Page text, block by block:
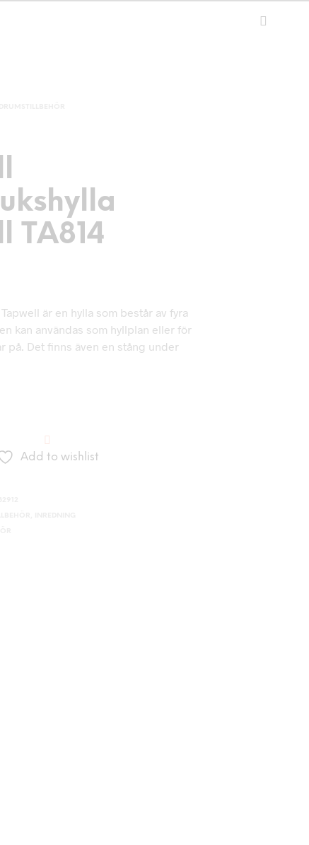
TA814
är en hylla som består av fyra
kan användas som hyllplan eller för
på. Det finns även en stång under
Add to wishlist